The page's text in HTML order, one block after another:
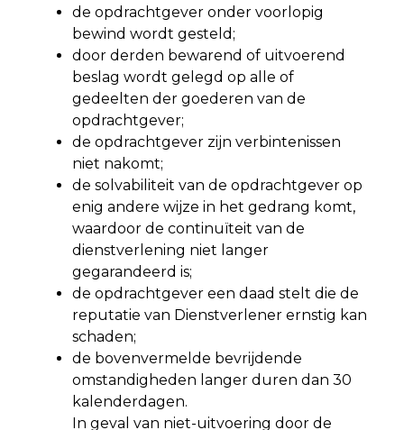
de opdrachtgever onder voorlopig
bewind wordt gesteld;
door derden bewarend of uitvoerend
beslag wordt gelegd op alle of
gedeelten der goederen van de
opdrachtgever;
de opdrachtgever zijn verbintenissen
niet nakomt;
de solvabiliteit van de opdrachtgever op
enig andere wijze in het gedrang komt,
waardoor de continuïteit van de
dienstverlening niet langer
gegarandeerd is;
de opdrachtgever een daad stelt die de
reputatie van Dienstverlener ernstig kan
schaden;
de bovenvermelde bevrijdende
omstandigheden langer duren dan 30
kalenderdagen.
In geval van niet-uitvoering door de